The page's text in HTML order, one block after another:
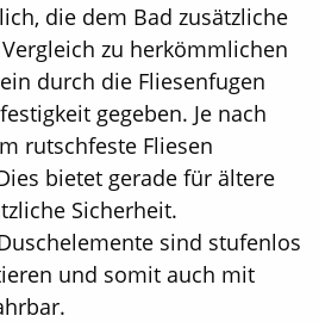
die dem Bad zusätzliche
zu herkömmlichen
durch die Fliesenfugen
gegeben. Je nach
rutschfeste Fliesen
bietet gerade für ältere
Sicherheit.
sind stufenlos
und somit auch mit